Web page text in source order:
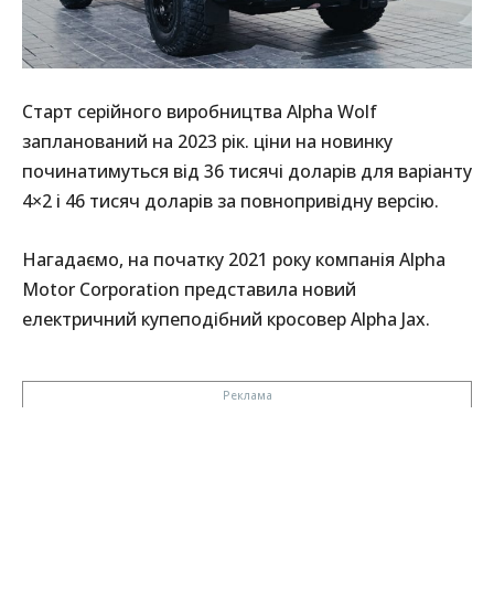
Старт серійного виробництва Alpha Wolf
запланований на 2023 рік. ціни на новинку
починатимуться від 36 тисячі доларів для варіанту
4×2 і 46 тисяч доларів за повнопривідну версію.
Нагадаємо, на початку 2021 року компанія Alpha
Motor Corporation представила новий
електричний купеподібний кросовер Alpha Jax.